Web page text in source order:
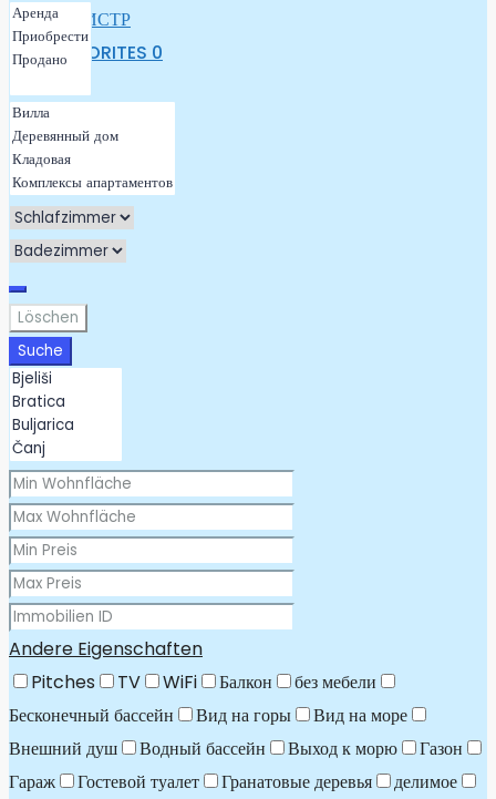
РЕГИСТР
FAVORITES 0
Löschen
Suche
Andere Eigenschaften
Pitches
TV WiFi Балкон
без мебели
Бесконечный бассейн
Вид на горы
Вид на море
Внешний душ
Водный бассейн Выход к морю
Газон
Гараж
Гостевой туалет Гранатовые деревья
делимое